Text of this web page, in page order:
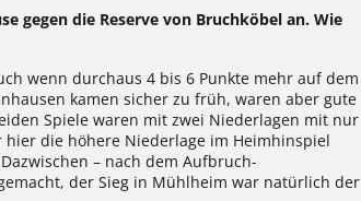
gegen die Reserve von Bruchköbel an. Wie
wenn durchaus 4 bis 6 Punkte mehr auf dem
kamen sicher zu früh, waren aber gute
Spiele waren mit zwei Niederlagen mit nur
die höhere Niederlage im Heimhinspiel
– nach dem Aufbruch-
der Sieg in Mühlheim war natürlich der